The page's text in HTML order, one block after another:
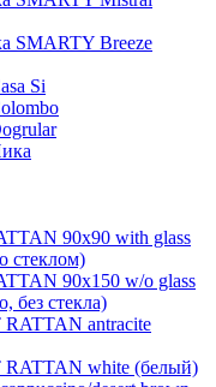
SMARTY Breeze
Si
90х90 with glass
стеклом)
90х150 w/o glass
без стекла)
antracite
RATTAN white (белый)